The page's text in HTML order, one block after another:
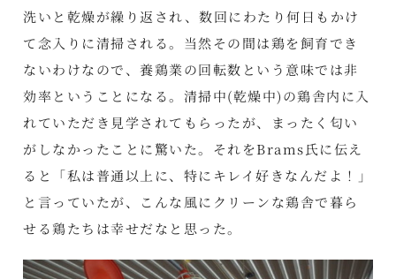
洗いと乾燥が繰り返され、数回にわたり何日もかけ
て念入りに清掃される。当然その間は鶏を飼育でき
ないわけなので、養鶏業の回転数という意味では非
効率ということになる。清掃中(乾燥中)の鶏舎内に入
れていただき見学されてもらったが、まったく匂い
がしなかったことに驚いた。それをBrams氏に伝え
ると「私は普通以上に、特にキレイ好きなんだよ！」
と言っていたが、こんな風にクリーンな鶏舎で暮ら
せる鶏たちは幸せだなと思った。